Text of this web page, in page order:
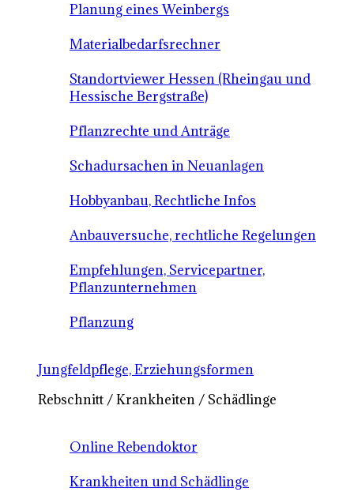
Planung eines Weinbergs
Materialbedarfsrechner
Standortviewer Hessen (Rheingau und
Hessische Bergstraße)
Pflanzrechte und Anträge
Schadursachen in Neuanlagen
Hobbyanbau, Rechtliche Infos
Anbauversuche, rechtliche Regelungen
Empfehlungen, Servicepartner,
Pflanzunternehmen
Pflanzung
Jungfeldpflege, Erziehungsformen
Rebschnitt / Krankheiten / Schädlinge
Online Rebendoktor
Krankheiten und Schädlinge